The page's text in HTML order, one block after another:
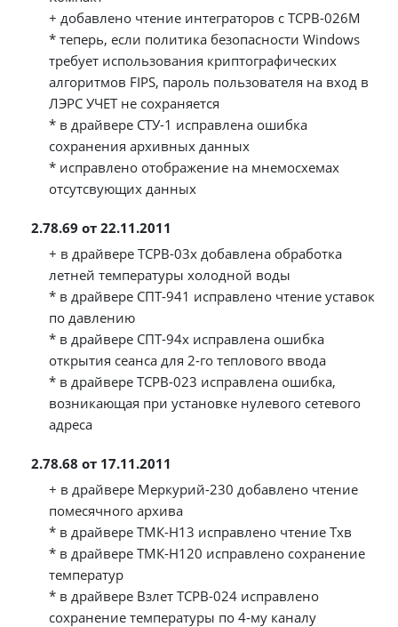
+ добавлено чтение интеграторов с ТСРВ-026М
* теперь, если политика безопасности Windows
требует использования криптографических
алгоритмов FIPS, пароль пользователя на вход в
ЛЭРС УЧЕТ не сохраняется
* в драйвере СТУ-1 исправлена ошибка
сохранения архивных данных
* исправлено отображение на мнемосхемах
отсутсвующих данных
2.78.69 от 22.11.2011
+ в драйвере ТСРВ-03х добавлена обработка
летней температуры холодной воды
* в драйвере СПТ-941 исправлено чтение уставок
по давлению
* в драйвере СПТ-94х исправлена ошибка
открытия сеанса для 2-го теплового ввода
* в драйвере ТСРВ-023 исправлена ошибка,
возникающая при установке нулевого сетевого
адреса
2.78.68 от 17.11.2011
+ в драйвере Меркурий-230 добавлено чтение
помесячного архива
* в драйвере ТМК-Н13 исправлено чтение Tхв
* в драйвере ТМК-Н120 исправлено сохранение
температур
* в драйвере Взлет ТСРВ-024 исправлено
сохранение температуры по 4-му каналу